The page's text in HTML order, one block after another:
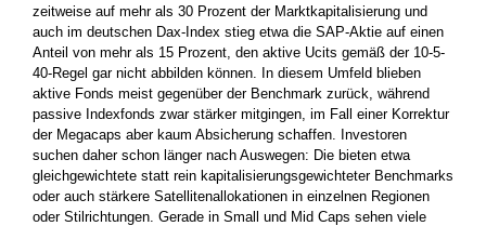
zeitweise auf mehr als 30 Prozent der Marktkapitalisierung und
auch im deutschen Dax-Index stieg etwa die SAP-Aktie auf ­einen
Anteil von mehr als 15 Prozent, den aktive Ucits ­gemäß der 10-5-
40-Regel gar nicht abbilden können. In diesem Umfeld ­blieben
aktive Fonds meist gegenüber der Benchmark zurück, während
passive Indexfonds zwar stärker mitgingen, im Fall einer Korrektur
der Megacaps aber kaum Absicherung schaffen. Investoren
suchen daher schon länger nach Auswegen: Die bieten etwa
gleichgewichtete statt rein kapitalisierungsgewichteter Benchmarks
oder auch stärkere Satellitenallokationen in einzelnen Regionen
oder Stilrichtungen. Gerade in Small und Mid Caps sehen viele